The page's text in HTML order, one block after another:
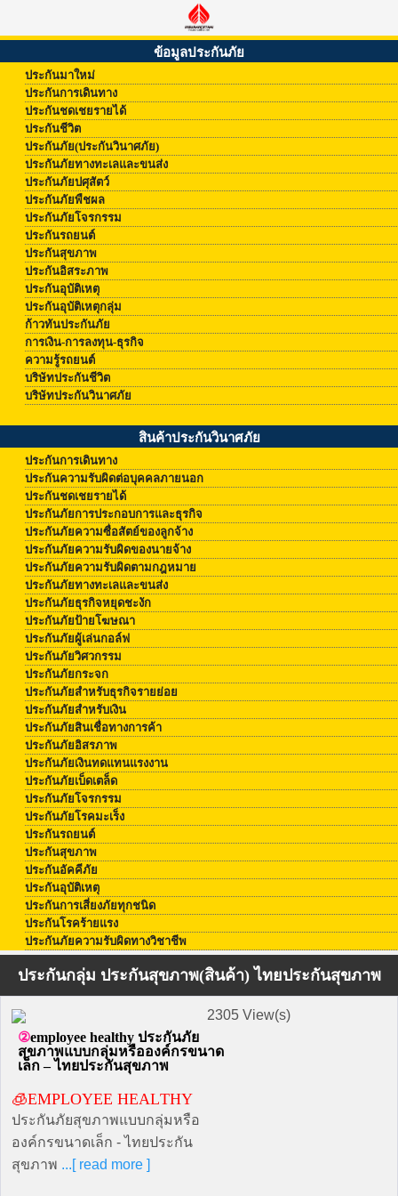
ข้อมูลประกันภัย
ประกันมาใหม่
ประกันการเดินทาง
ประกันชดเชยรายได้
ประกันชีวิต
ประกันภัย(ประกันวินาศภัย)
ประกันภัยทางทะเลและขนส่ง
ประกันภัยปศุสัตว์
ประกันภัยพืชผล
ประกันภัยโจรกรรม
ประกันรถยนต์
ประกันสุขภาพ
ประกันอิสระภาพ
ประกันอุบัติเหตุ
ประกันอุบัติเหตุกลุ่ม
ก้าวทันประกันภัย
การเงิน-การลงทุน-ธุรกิจ
ความรู้รถยนต์
บริษัทประกันชีวิต
บริษัทประกันวินาศภัย
สินค้าประกันวินาศภัย
ประกันการเดินทาง
ประกันความรับผิดต่อบุคคลภายนอก
ประกันชดเชยรายได้
ประกันภัยการประกอบการและธุรกิจ
ประกันภัยความซื่อสัตย์ของลูกจ้าง
ประกันภัยความรับผิดของนายจ้าง
ประกันภัยความรับผิดตามกฎหมาย
ประกันภัยทางทะเลและขนส่ง
ประกันภัยธุรกิจหยุดชะงัก
ประกันภัยป้ายโฆษณา
ประกันภัยผู้เล่นกอล์ฟ
ประกันภัยวิศวกรรม
ประกันภัยกระจก
ประกันภัยสำหรับธุรกิจรายย่อย
ประกันภัยสำหรับเงิน
ประกันภัยสินเชื่อทางการค้า
ประกันภัยอิสรภาพ
ประกันภัยเงินทดแทนแรงงาน
ประกันภัยเบ็ดเตล็ด
ประกันภัยโจรกรรม
ประกันภัยโรคมะเร็ง
ประกันรถยนต์
ประกันสุขภาพ
ประกันอัคคีภัย
ประกันอุบัติเหตุ
ประกันการเสี่ยงภัยทุกชนิด
ประกันโรคร้ายแรง
ประกันภัยความรับผิดทางวิชาชีพ
ประกันกลุ่ม ประกันสุขภาพ(สินค้า) ไทยประกันสุขภาพ
employee healthy ประกันภัย
สุขภาพแบบกลุ่มหรือองค์กรขนาด
เล็ก – ไทยประกันสุขภาพ
🧊employee healthy
ประกันภัยสุขภาพแบบกลุ่มหรือ
องค์กรขนาดเล็ก - ไทยประกัน
สุขภาพ ...[ read more ]
2305 View(s)